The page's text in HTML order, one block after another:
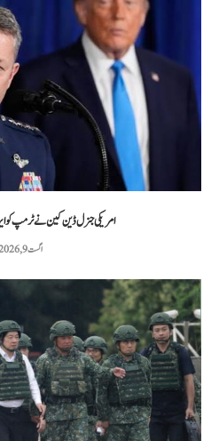
امریکی جنرل ڈین کین نے ٹرمپ کو
اگست 9, 2026